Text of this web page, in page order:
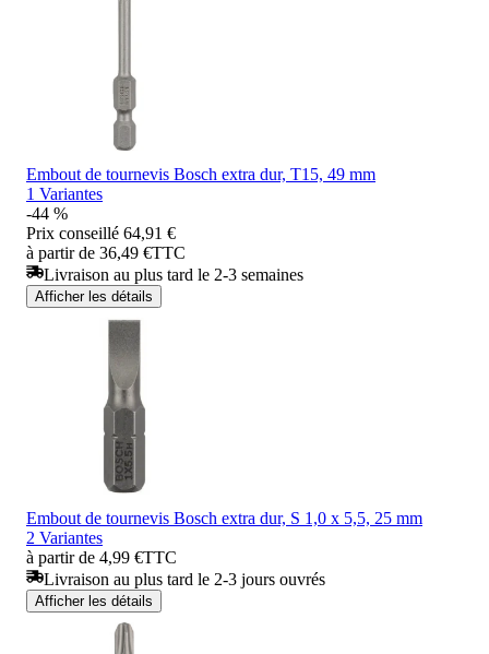
Embout de tournevis Bosch extra dur, T15, 49 mm
1 Variantes
-44 %
Prix conseillé 64,91 €
à partir de 36,49 €TTC
Livraison au plus tard le 2-3 semaines
Afficher les détails
Embout de tournevis Bosch extra dur, S 1,0 x 5,5, 25 mm
2 Variantes
à partir de 4,99 €TTC
Livraison au plus tard le 2-3 jours ouvrés
Afficher les détails